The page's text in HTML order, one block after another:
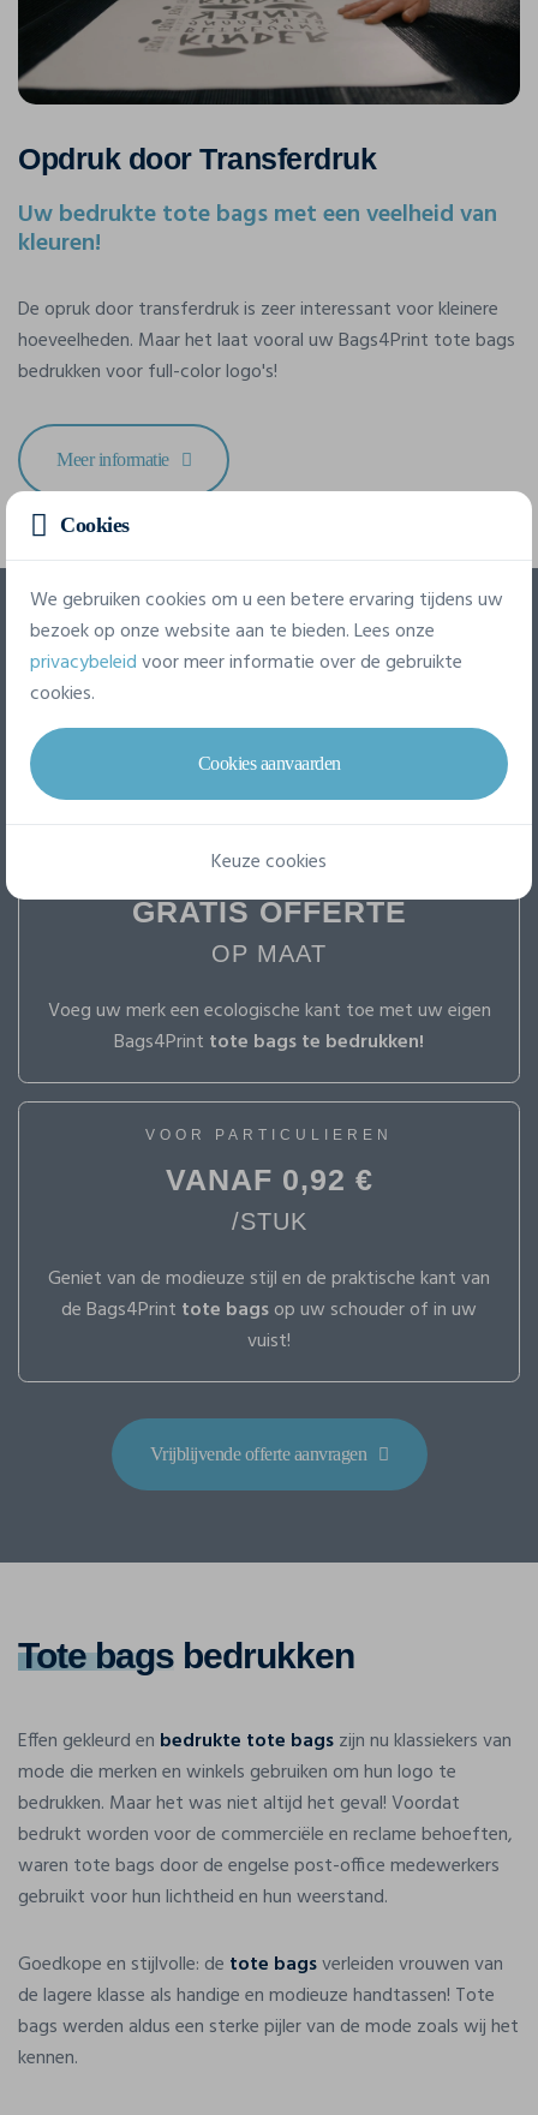
Opdruk door Transferdruk
Uw bedrukte tote bags met een veelheid van
kleuren!
De opruk door transferdruk is zeer interessant voor kleinere
hoeveelheden. Maar het laat vooral uw Bags4Print tote bags
bedrukken voor full-color logo's!
Meer informatie
Ontvang uw prijs op maat!
VOOR PROFESSIONALS
GRATIS OFFERTE
OP MAAT
Voeg uw merk een ecologische kant toe met uw eigen
Bags4Print tote bags te bedrukken!
VOOR PARTICULIEREN
VANAF 0,92 €
/STUK
Geniet van de modieuze stijl en de praktische kant van
de Bags4Print tote bagsop uw schouder of in uw
vuist!
Vrijblijvende offerte aanvragen
Tote bags bedrukken
Effen gekleurd en bedrukte tote bagszijn nu klassiekers van
mode die merken en winkels gebruiken om hun logo te
bedrukken. Maar het was niet altijd het geval! Voordat
bedrukt worden voor de commerciële en reclame behoeften,
waren tote bags door de engelse post-office medewerkers
gebruikt voor hun lichtheid en hun weerstand.
Goedkope en stijlvolle: de tote bagsverleiden vrouwen van
de lagere klasse als handige en modieuze handtassen! Tote
bags werden aldus een sterke pijler van de mode zoals wij het
kennen.
Cookies
We gebruiken cookies om u een betere ervaring tijdens uw
bezoek op onze website aan te bieden. Lees onze
privacybeleidvoor meer informatie over de gebruikte
cookies.
Cookies aanvaarden
Keuze cookies